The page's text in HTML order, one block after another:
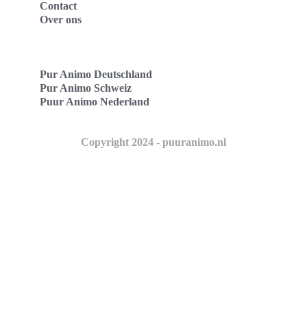
Contact
Over ons
Pur Animo Deutschland
Pur Animo Schweiz
Puur Animo Nederland
Copyright 2024 - puuranimo.nl